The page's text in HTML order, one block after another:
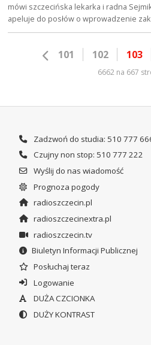
mówi szczecińska lekarka i radna
apeluje do posłów o wprowadzenie
101 102 103
6662 na 667
Zadzwoń do studia: 510 777
Czujny non stop: 510 777 222
Wyślij do nas wiadomość
Prognoza pogody
radioszczecin.pl
radioszczecinextra.pl
radioszczecin.tv
Biuletyn Informacji Publicznej
Posłuchaj teraz
Logowanie
DUŻA CZCIONKA
DUŻY KONTRAST